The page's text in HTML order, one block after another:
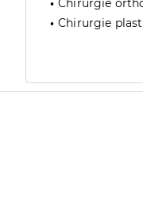
Chirurgie
Chirurgie